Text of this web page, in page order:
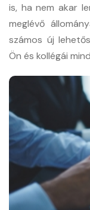
is, ha nem akar
meglévő
számos új
Ön és kollégái